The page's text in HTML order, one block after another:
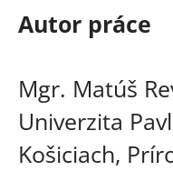
Autor práce
Mgr. Matúš
Univerzita
Košiciach,